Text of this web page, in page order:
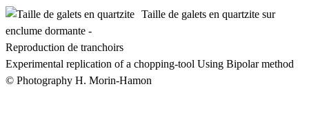
Taille de galets en quartzite sur
enclume dormante -
Reproduction de tranchoirs
Experimental replication of a chopping-tool Using Bipolar method
© Photography H. Morin-Hamon